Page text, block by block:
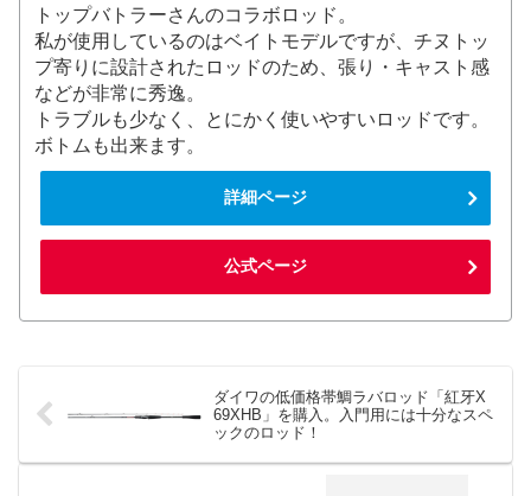
トップバトラーさんのコラボロッド。
私が使用しているのはベイトモデルですが、チヌトッ
プ寄りに設計されたロッドのため、張り・キャスト感
などが非常に秀逸。
トラブルも少なく、とにかく使いやすいロッドです。
ボトムも出来ます。
詳細ページ
公式ページ
ダイワの低価格帯鯛ラバロッド「紅牙X
69XHB」を購入。入門用には十分なスペ
ックのロッド！